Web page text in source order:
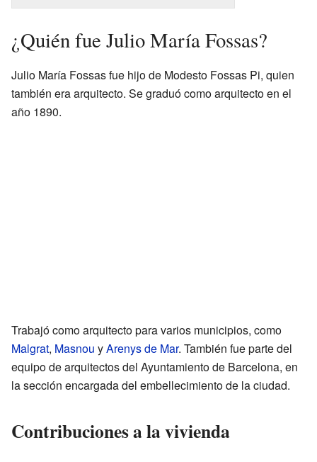
¿Quién fue Julio María Fossas?
Julio María Fossas fue hijo de Modesto Fossas Pi, quien
también era arquitecto. Se graduó como arquitecto en el
año 1890.
Trabajó como arquitecto para varios municipios, como
Malgrat, Masnou yArenys de Mar. También fue parte del
equipo de arquitectos del Ayuntamiento de Barcelona, en
la sección encargada del embellecimiento de la ciudad.
Contribuciones a la vivienda